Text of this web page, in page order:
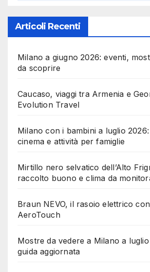
Articoli Recenti
Milano a giugno 2026: eventi,
da scoprire
Caucaso, viaggi tra Armenia e
Evolution Travel
Milano con i bambini a luglio
cinema e attività per famiglie
Mirtillo nero selvatico dell’Alto
raccolto buono e clima da
Braun NEVO, il rasoio elettrico
AeroTouch
Mostre da vedere a Milano a
guida aggiornata